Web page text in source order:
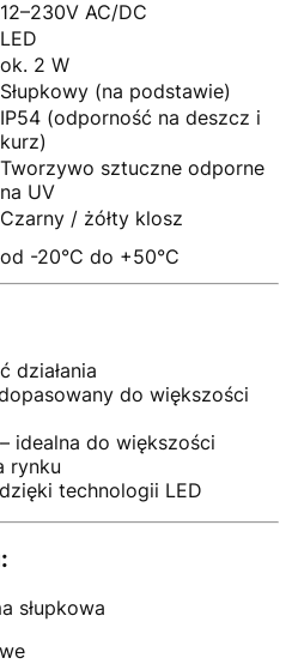
12–230V AC/DC
LED
ok. 2 W
Słupkowy (na podstawie)
IP54 (odporność na deszcz i
kurz)
Tworzywo sztuczne odporne
na UV
Czarny / żółty klosz
od -20°C do +50°C
działania
do większości
idealna do większości
rynku
technologii LED
słupkowa